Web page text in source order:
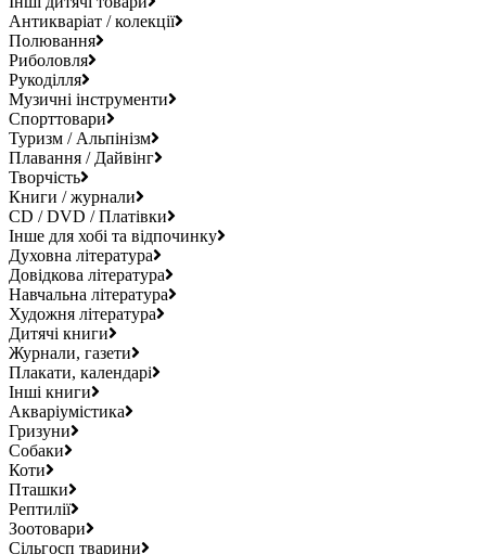
Антикваріат / колекції
Полювання
Риболовля
Рукоділля
Музичні інструменти
Спорттовари
Туризм / Альпінізм
Плавання / Дайвінг
Творчість
Книги / журнали
CD / DVD / Платівки
Інше для хобі та відпочинку
Духовна література
Довідкова література
Навчальна література
Художня література
Дитячі книги
Журнали, газети
Плакати, календарі
Інші книги
Акваріумістика
Гризуни
Собаки
Коти
Пташки
Рептилії
Зоотовари
Сільгосп тварини